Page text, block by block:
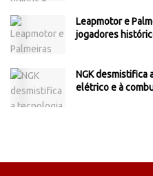
Leapmotor e
jogadores
NGK desmistifica
elétrico e à